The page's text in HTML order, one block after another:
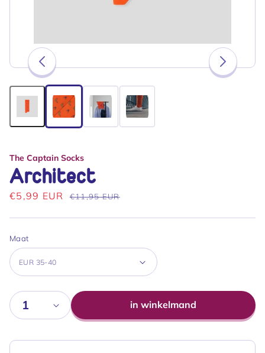
The Captain Socks
Architect
Aanbiedingsprijs
€5,99 EUR
Normale
€11,95 EUR
Maat
Aantal
in winkelmand